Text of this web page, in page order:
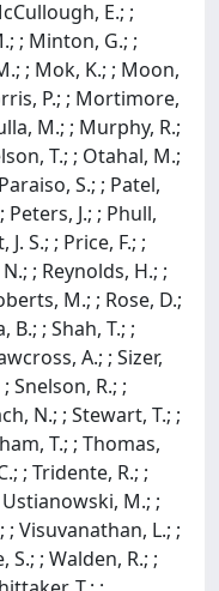
E.; ;
; Minton, G.; ;
; Mok, K.; ; Moon,
P.; ; Mortimore,
M.; ; Murphy, R.;
T.; ; Otahal, M.;
S.; ; Patel,
J.; ; Phull,
S.; ; Price, F.; ;
; Reynolds, H.; ;
M.; ; Rose, D.;
B.; ; Shah, T.; ;
A.; ; Sizer,
Snelson, R.; ;
N.; ; Stewart, T.; ;
T.; ; Thomas,
; Tridente, R.; ;
M.; ;
Visuvanathan, L.; ;
S.; ; Walden, R.; ;